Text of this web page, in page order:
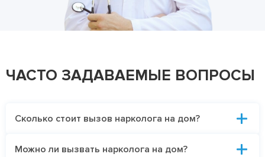
ЧАСТО ЗАДАВАЕМЫЕ ВОПРОСЫ
Сколько стоит вызов нарколога на дом?
Стоимость выезда врача на дом зависит от
Можно ли вызвать нарколога на дом?